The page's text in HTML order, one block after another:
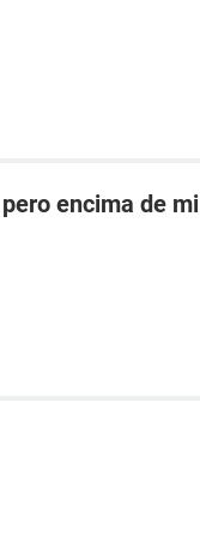
encima de mi